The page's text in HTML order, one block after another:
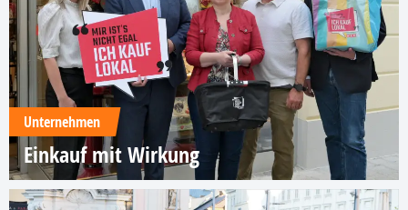
Unternehmen
Einkauf mit Wirkung